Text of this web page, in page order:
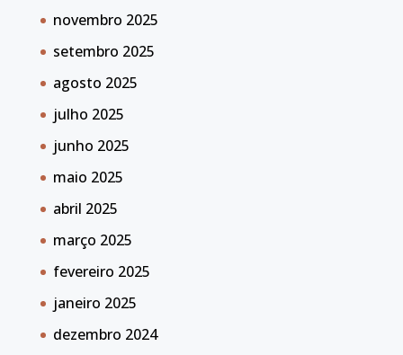
novembro 2025
setembro 2025
agosto 2025
julho 2025
junho 2025
maio 2025
abril 2025
março 2025
fevereiro 2025
janeiro 2025
dezembro 2024